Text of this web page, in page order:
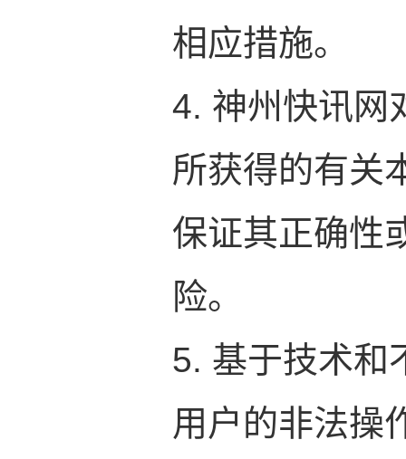
相应措施。
4. 神州快讯网
所获得的有关
保证其正确性
险。
5. 基于技术和
用户的非法操